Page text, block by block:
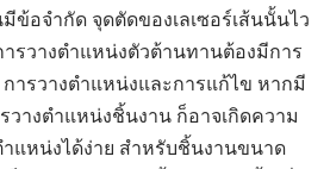
ข้อจำกัด จุดตัดของเลเซอร์เส้นนั้นไว
รวางตำแหน่งตัวต้านทานต้องมีการ
ารวางตำแหน่งและการแก้ไข หากมี
วางตำแหน่งชิ้นงาน ก็อาจเกิดความ
ำแหน่งได้ง่าย สำหรับชิ้นงานขนาด